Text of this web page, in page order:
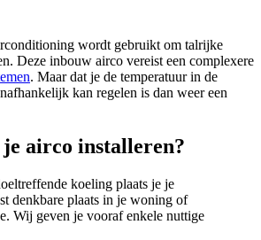
wordt gebruikt om talrijke
Deze inbouw airco vereist een complexere
. Maar dat je de temperatuur in de
kan regelen is dan weer een
airco installeren?
koeling plaats je je
denkbare plaats in je woning of
Wij geven je vooraf enkele nuttige